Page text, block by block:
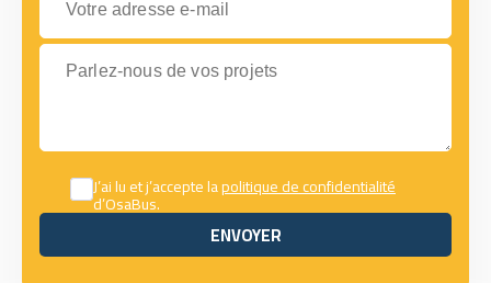
Parlez-nous de vos projets
J’ai lu et j’accepte lapolitique de confidentialité
d’OsaBus.
ENVOYER
ENVOYER